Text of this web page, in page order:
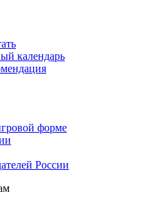
календарь
форме
России